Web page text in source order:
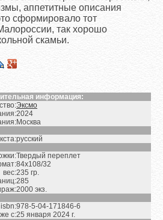
аппетитные описания
сформировало тот
так хорошо
скамьи.
информация:
Эксмо
2024
Москва
русский
Твердый переплет
84х108/32
вес:235 гр.
285
2000 экз.
isbn:978-5-04-171846-6
с:25 января 2024 г.